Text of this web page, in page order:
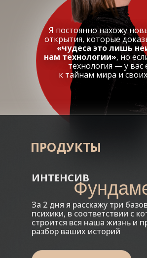
Я постоянно нахожу
открытия, которые
«чудеса это лишь
нам технологии», но
технология — у вас
к тайнам мира и
ПРОДУКТЫ
ИНТЕНСИВ
За 2 дня я расскажу три
психики, в соответствии с
строится вся наша жизнь и
разбор ваших историй